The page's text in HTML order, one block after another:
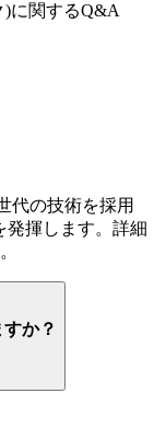
)に関するQ&A
代の技術を採用
発揮します。詳細
か？